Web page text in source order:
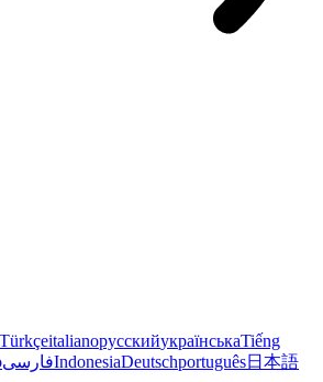
TürkçeitalianoрусскийукраїнськаTiếng
فارسیIndonesiaDeutschportuguês日本語